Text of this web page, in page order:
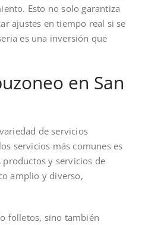
Esto no solo garantiza
ajustes en tiempo real si se
es una inversión que
en San
de servicios
servicios más comunes es
y servicios de
amplio y diverso,
folletos, sino también